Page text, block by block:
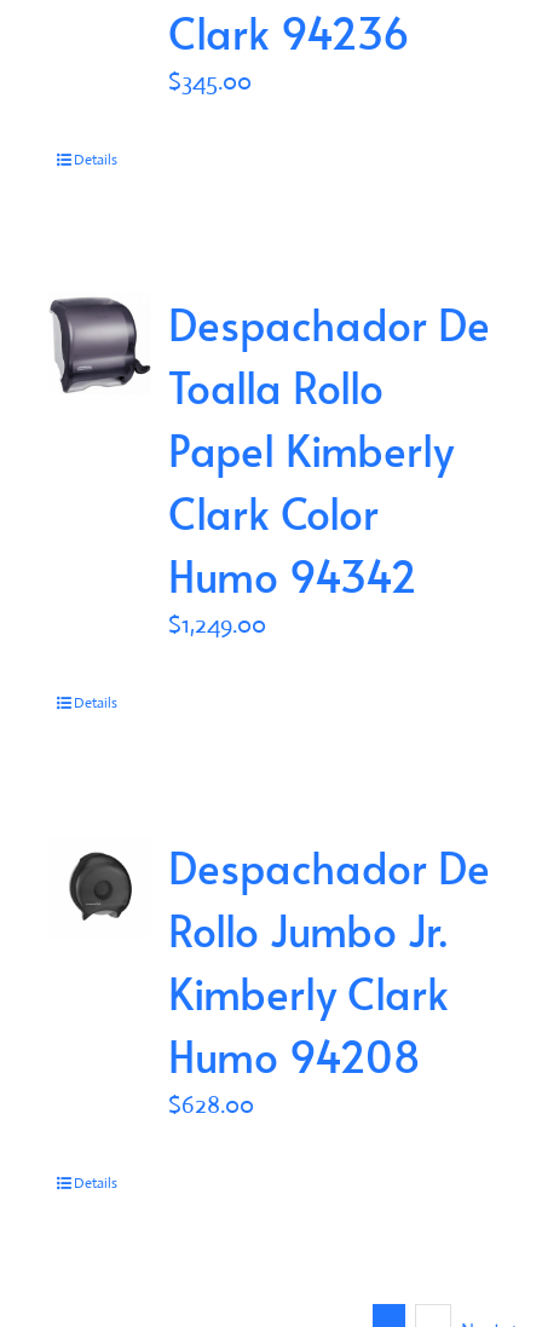
Clark 94236
$345.00
Details
Despachador De
Toalla Rollo
Papel Kimberly
Clark Color
Humo 94342
$1,249.00
Details
Despachador De
Rollo Jumbo Jr.
Kimberly Clark
Humo 94208
$628.00
Details